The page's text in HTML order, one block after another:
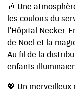
🎶 Une
les couloirs du
l’Hôpital Necker-
de Noël et la
Au fil de la
enfants
💖 Un